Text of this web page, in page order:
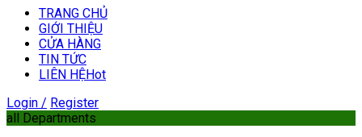
TRANG CHỦ
GIỚI THIỆU
CỬA HÀNG
TIN TỨC
LIÊN HỆHot
Login / Register
all Departments